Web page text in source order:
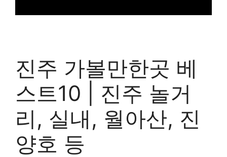
진주 가볼만한곳 베
스트10 | 진주 놀거
리, 실내, 월아산, 진
양호 등